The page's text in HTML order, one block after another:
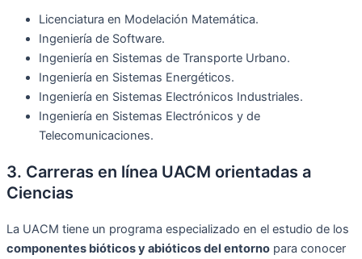
Licenciatura en Modelación Matemática.
Ingeniería de Software.
Ingeniería en Sistemas de Transporte Urbano.
Ingeniería en Sistemas Energéticos.
Ingeniería en Sistemas Electrónicos Industriales.
Ingeniería en Sistemas Electrónicos y de
Telecomunicaciones.
3. Carreras en línea UACM orientadas a
Ciencias
La UACM tiene un programa especializado en el estudio de los
componentes bióticos y abióticos del entorno para conocer